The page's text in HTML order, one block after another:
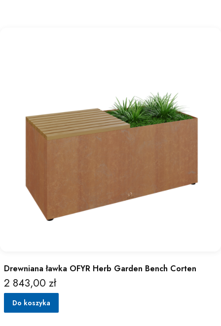
Drewniana ławka OFYR Herb Garden Bench Corten
Cena
2 843,00 zł
Do koszyka